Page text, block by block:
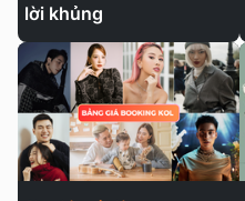
lời khủng